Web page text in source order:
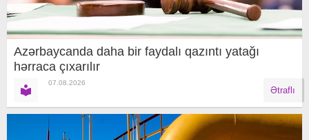
Azərbaycanda daha bir faydalı qazıntı yatağı
hərraca çıxarılır
07.08.2026
Ətraflı